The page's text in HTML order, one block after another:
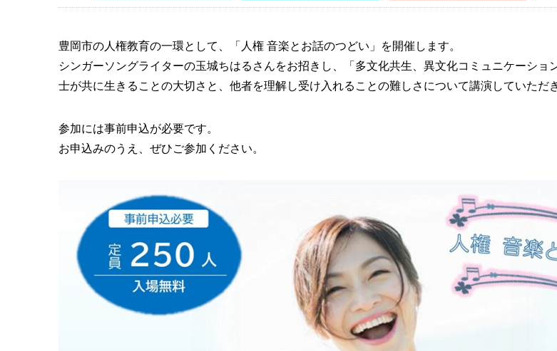
豊岡市の人権教育の一環として、「人権 音楽とお話のつどい」を開催します。
シンガーソングライターの玉城ちはるさんをお招きし、「多文化共生、異文化コミュニケーショ
士が共に生きることの大切さと、他者を理解し受け入れることの難しさについて講演していただ
参加には事前申込が必要です。
お申込みのうえ、ぜひご参加ください。